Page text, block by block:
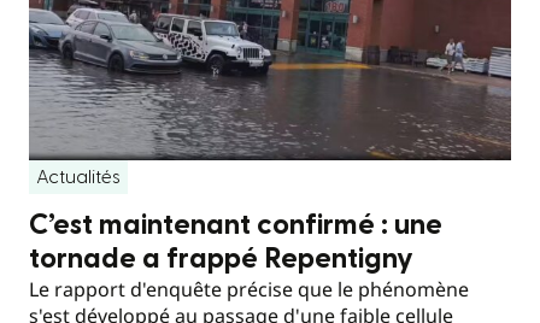
Actualités
C’est maintenant confirmé : une
tornade a frappé Repentigny
Le rapport d'enquête précise que le phénomène
s'est développé au passage d'une faible cellule